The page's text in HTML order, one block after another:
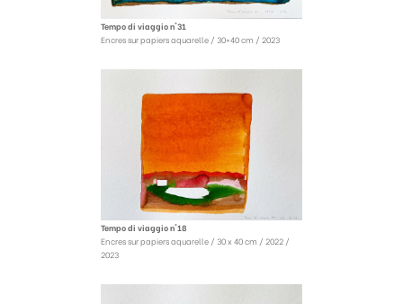
Tempo di viaggio n°31
Encres sur papiers aquarelle / 30×40 cm / 2023
Tempo di viaggio n°18
Encres sur papiers aquarelle / 30 x 40 cm / 2022 /
2023